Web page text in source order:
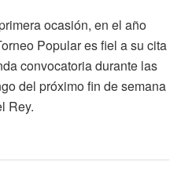
ocasión, en el año
Popular es fiel a su cita
convocatoria durante las
del próximo fin de semana
Rey.